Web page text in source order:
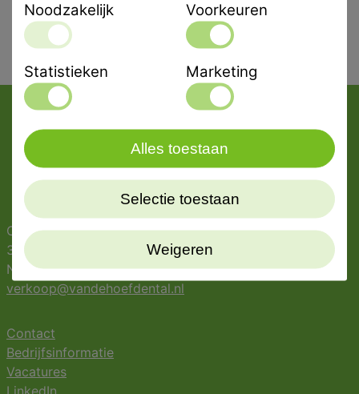
Oostergracht 42
3763 LZ Soest
Nederland
verkoop@vandehoefdental.nl
Contact
Bedrijfsinformatie
Vacatures
Noodzakelijk Voorkeuren
Statistieken Marketing
Weigeren
Selectie toestaan
Alles toestaan